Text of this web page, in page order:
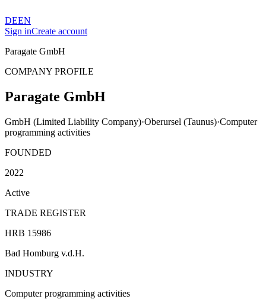
DEEN
Sign inCreate account
Paragate GmbH
COMPANY PROFILE
Paragate GmbH
GmbH (Limited Liability Company)·Oberursel (Taunus)·Computer
programming activities
FOUNDED
2022
Active
TRADE REGISTER
HRB 15986
Bad Homburg v.d.H.
INDUSTRY
Computer programming activities